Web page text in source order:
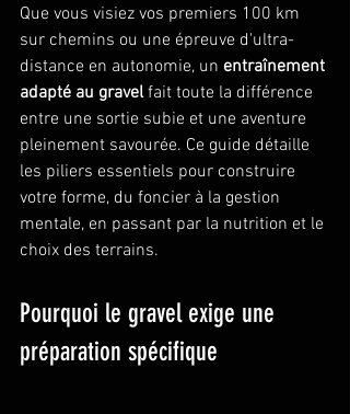
Que vous visiez vos premiers 100 km
sur chemins ou une épreuve d'ultra-
distance en autonomie, un entraînement
adapté au gravel fait toute la différence
entre une sortie subie et une aventure
pleinement savourée. Ce guide détaille
les piliers essentiels pour construire
votre forme, du foncier à la gestion
mentale, en passant par la nutrition et le
choix des terrains.
Pourquoi le gravel exige une
préparation spécifique